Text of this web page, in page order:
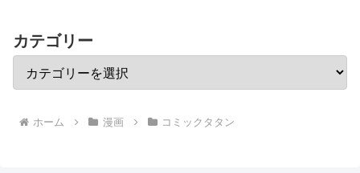
カテゴリー
ホーム 漫画 コミックタタン